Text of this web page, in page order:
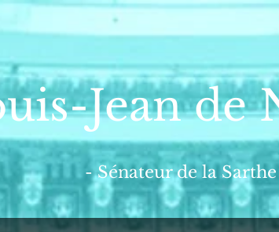
Jean de
- Sénateur de la